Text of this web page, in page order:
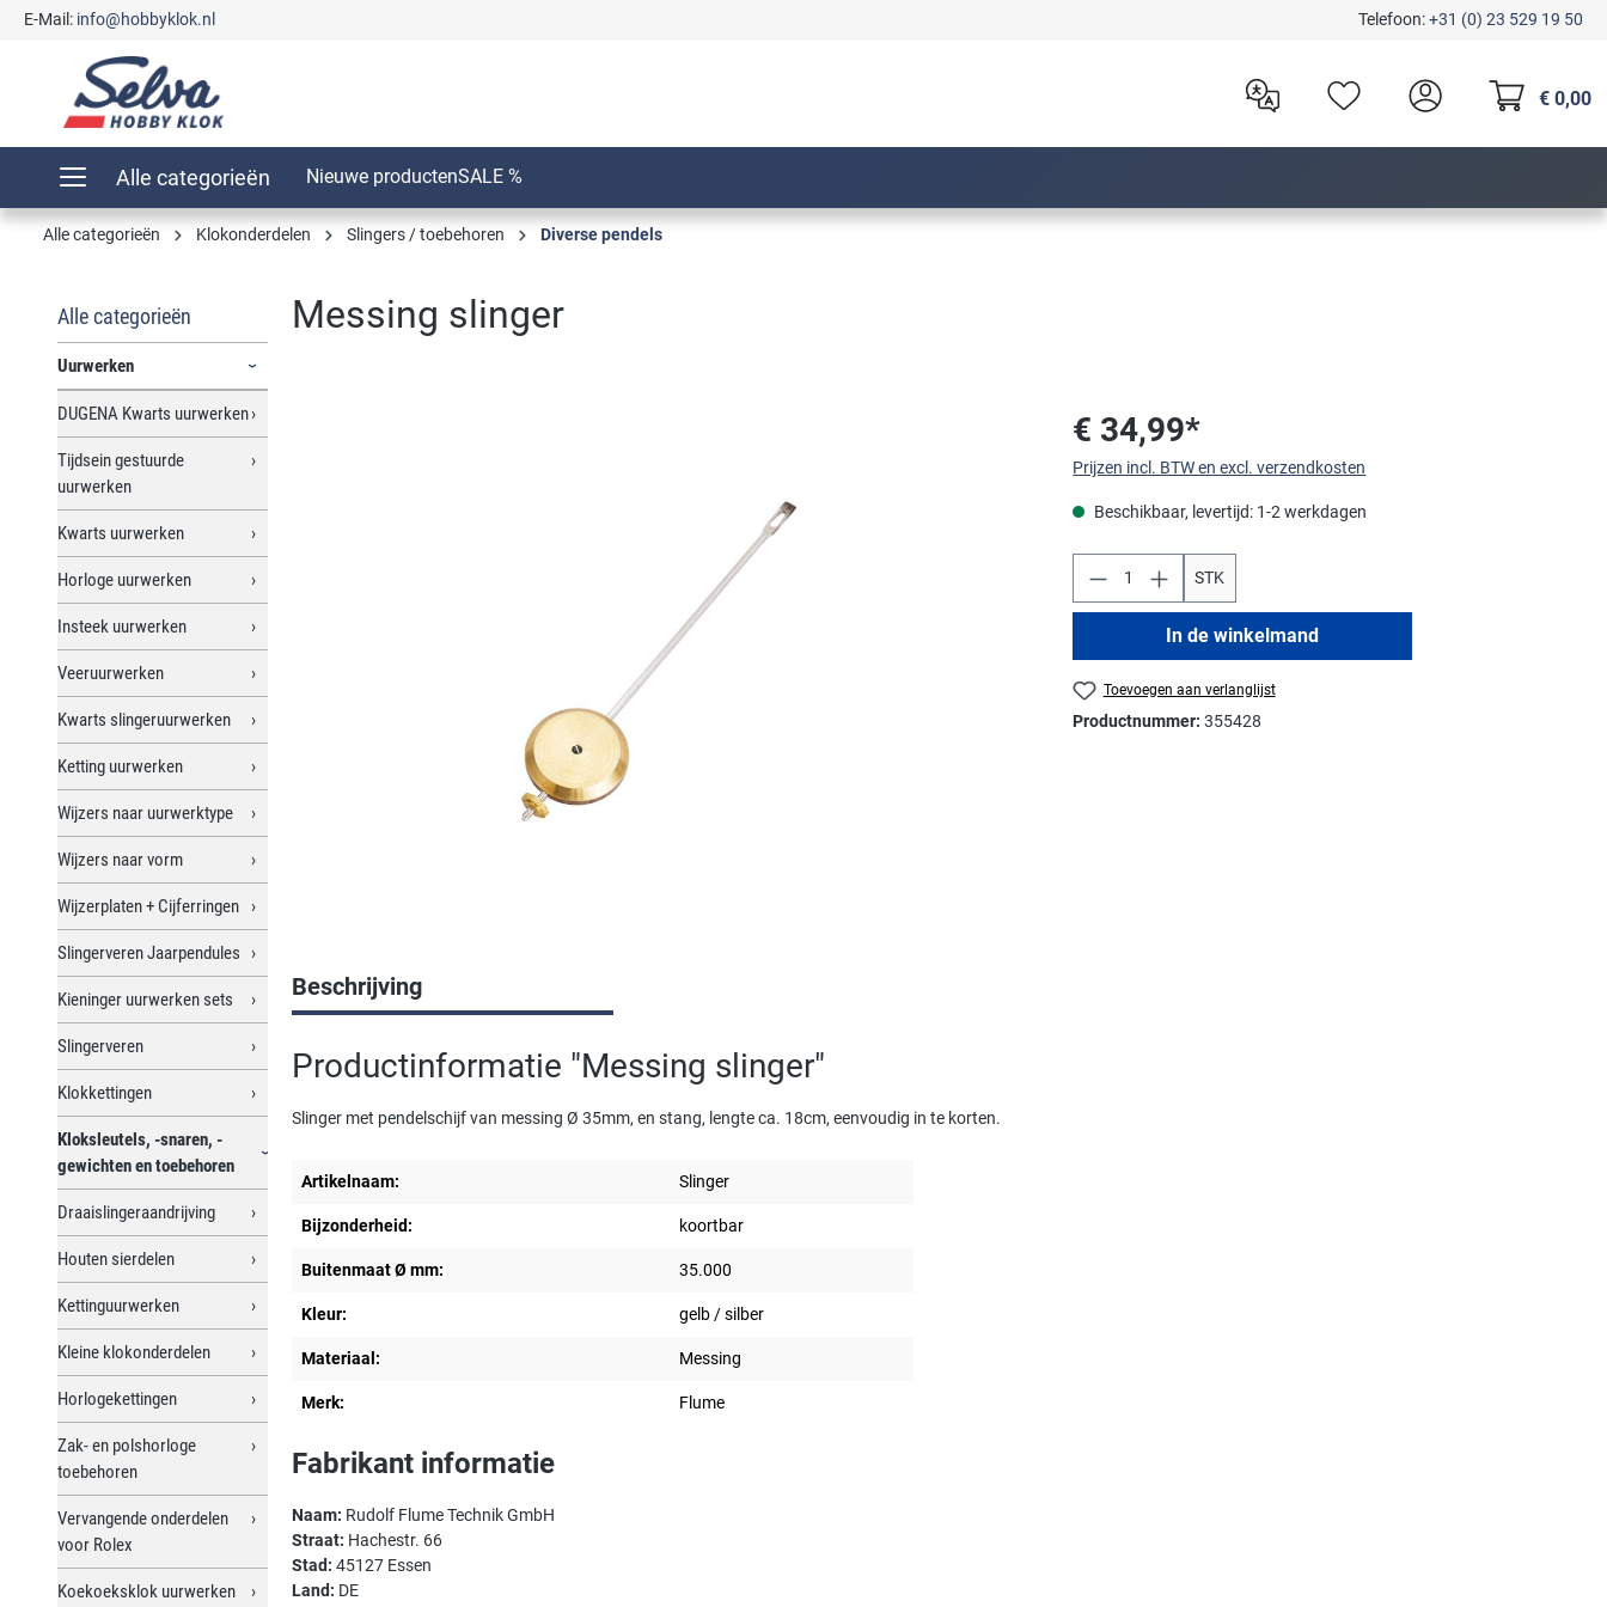
Ga naar de hoofdnavigatie
E-Mail: info@hobbyklok.nl Telefoon:+31 (0) 23 529 19 50
€ 0,00
Alle categorieën Nieuwe productenSALE %
Alle categorieën Klokonderdelen Slingers / toebehoren Diverse pendels
Alle categorieën
Uurwerken
DUGENA Kwarts uurwerken
Tijdsein gestuurde
uurwerken
Kwarts uurwerken
Horloge uurwerken
Insteek uurwerken
Veeruurwerken
Kwarts slingeruurwerken
Ketting uurwerken
Wijzers naar uurwerktype
Wijzers naar vorm
Wijzerplaten + Cijferringen
Slingerveren Jaarpendules
Kieninger uurwerken sets
Slingerveren
Klokkettingen
Kloksleutels, -snaren, -
gewichten en toebehoren
Draaislingeraandrijving
Houten sierdelen
Kettinguurwerken
Kleine klokonderdelen
Horlogekettingen
Zak- en polshorloge
toebehoren
Vervangende onderdelen
voor Rolex
Koekoeksklok uurwerken
Messing slinger
€ 34,99*
Prijzen incl. BTW en excl. verzendkosten
Beschikbaar, levertijd: 1-2 werkdagen
STK
In de winkelmand
Toevoegen aan verlanglijst
Productnummer:355428
Beschrijving
Productinformatie "Messing slinger"
Slinger met pendelschijf van messing Ø 35mm, en stang, lengte ca. 18cm, eenvoudig in te korten.
Artikelnaam: Slinger
Bijzonderheid: koortbar
Buitenmaat Ø mm: 35.000
Kleur: gelb / silber
Materiaal: Messing
Merk: Flume
Fabrikant informatie
Naam: Rudolf Flume Technik GmbH
Straat: Hachestr. 66
Stad: 45127 Essen
Land: DE